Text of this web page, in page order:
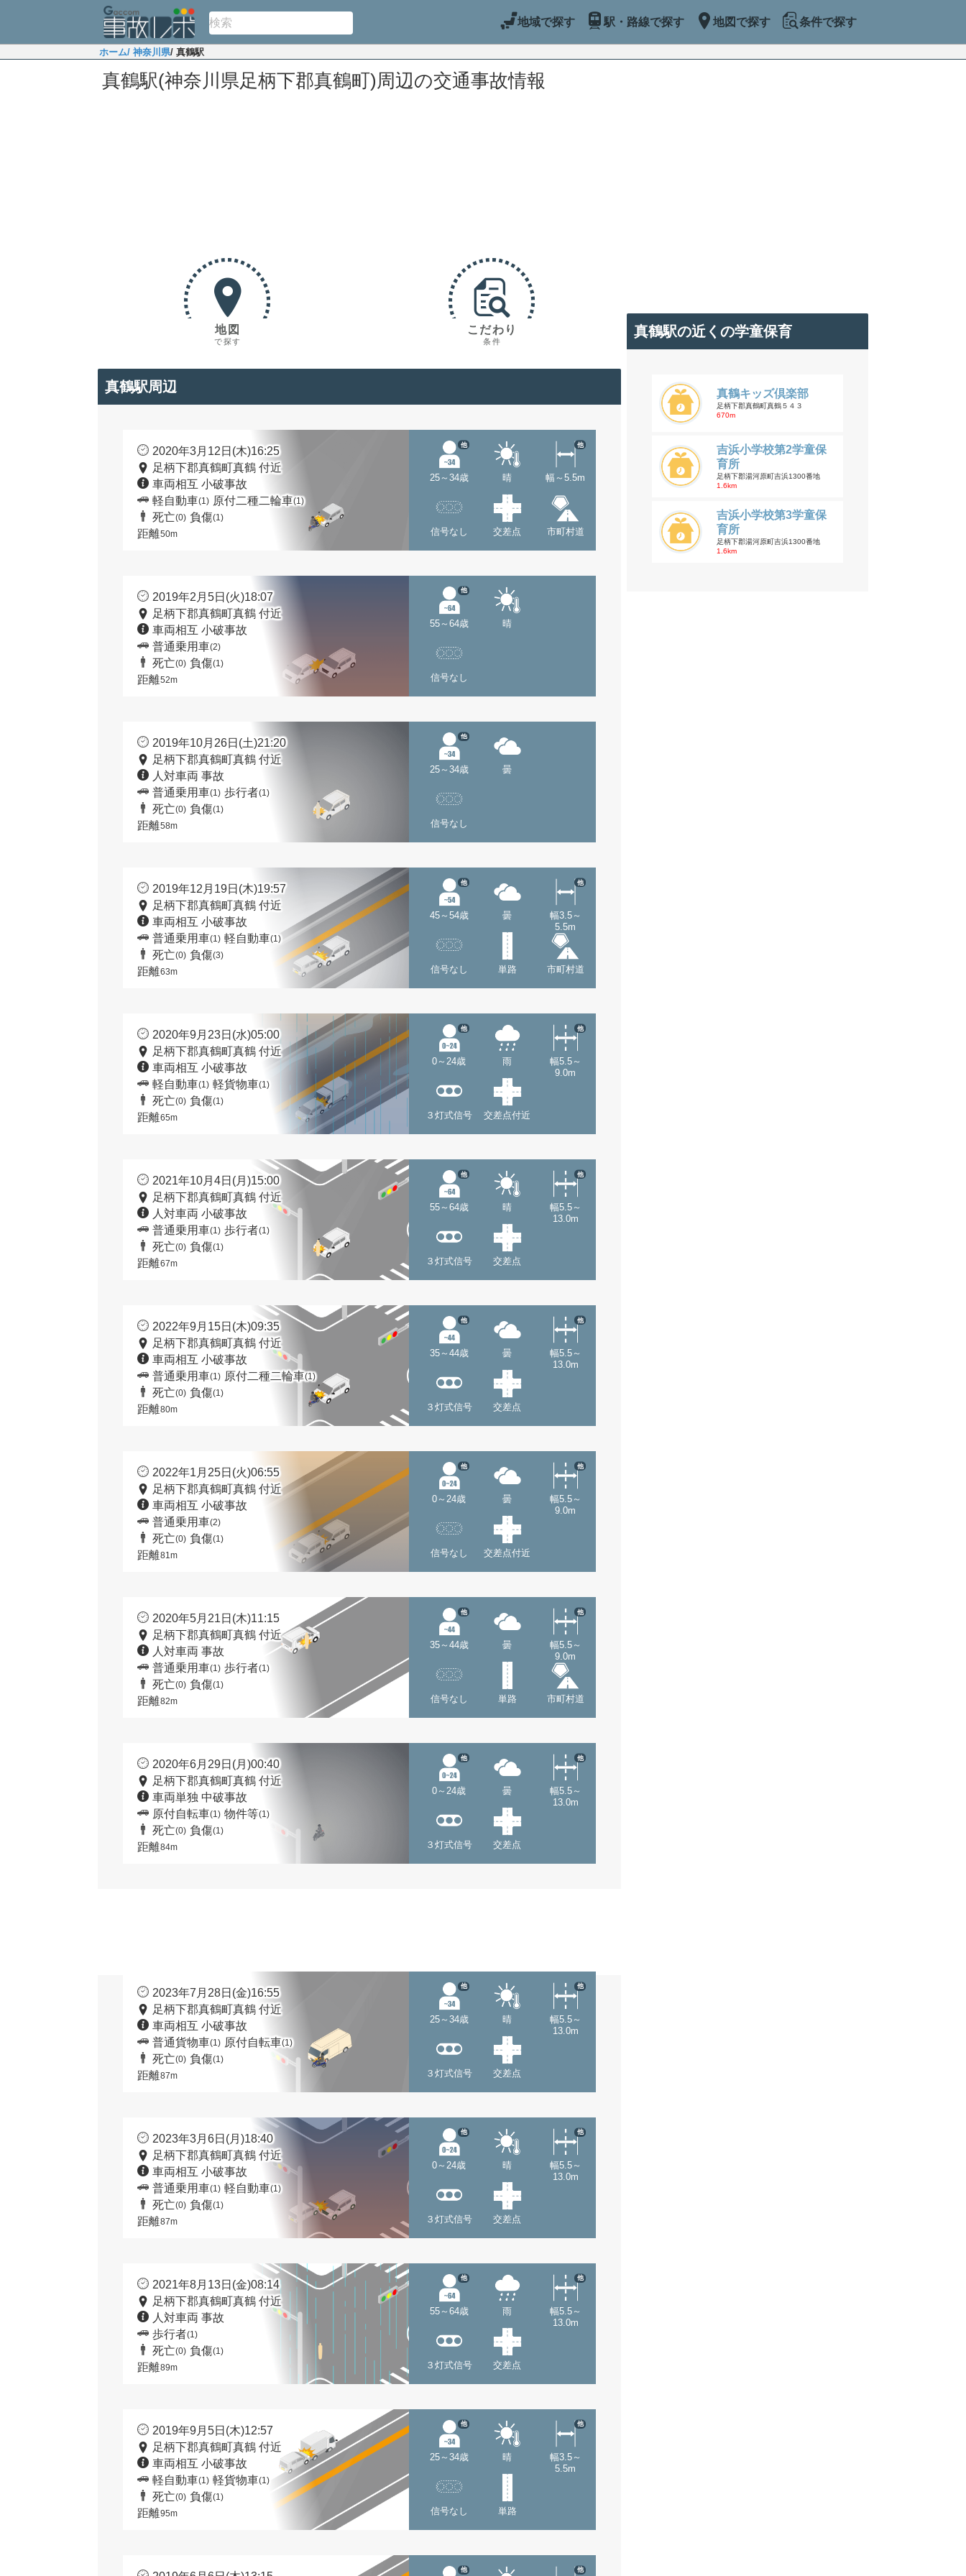
地域で探す 駅・路線で探す 地図で探す 条件で探す
ホーム/ 神奈川県/ 真鶴駅
真鶴駅(神奈川県足柄下郡真鶴町)周辺の交通事故情報
地図
で探す
こだわり
条件
真鶴駅周辺
2020年3月12日(木)16:25
足柄下郡真鶴町真鶴 付近
車両相互 小破事故
軽自動車(1) 原付二種二輪車(1)
死亡(0) 負傷(1)
距離50m
25～34歳
他
晴 幅～5.5m
他
信号なし 交差点 市町村道
2019年2月5日(火)18:07
足柄下郡真鶴町真鶴 付近
車両相互 小破事故
普通乗用車(2)
死亡(0) 負傷(1)
距離52m
55～64歳
他
晴
信号なし
2019年10月26日(土)21:20
足柄下郡真鶴町真鶴 付近
人対車両 事故
普通乗用車(1) 歩行者(1)
死亡(0) 負傷(1)
距離58m
25～34歳
他
曇
信号なし
2019年12月19日(木)19:57
足柄下郡真鶴町真鶴 付近
車両相互 小破事故
普通乗用車(1) 軽自動車(1)
死亡(0) 負傷(3)
距離63m
45～54歳
他
曇
幅3.5～
5.5m
他
信号なし 単路 市町村道
2020年9月23日(水)05:00
足柄下郡真鶴町真鶴 付近
車両相互 小破事故
軽自動車(1) 軽貨物車(1)
死亡(0) 負傷(1)
距離65m
0～24歳
他
雨
幅5.5～
9.0m
他
３灯式信号 交差点付近
2021年10月4日(月)15:00
足柄下郡真鶴町真鶴 付近
人対車両 小破事故
普通乗用車(1) 歩行者(1)
死亡(0) 負傷(1)
距離67m
55～64歳
他
晴
幅5.5～
13.0m
他
３灯式信号 交差点
2022年9月15日(木)09:35
足柄下郡真鶴町真鶴 付近
車両相互 小破事故
普通乗用車(1) 原付二種二輪車(1)
死亡(0) 負傷(1)
距離80m
35～44歳
他
曇
幅5.5～
13.0m
他
３灯式信号 交差点
2022年1月25日(火)06:55
足柄下郡真鶴町真鶴 付近
車両相互 小破事故
普通乗用車(2)
死亡(0) 負傷(1)
距離81m
0～24歳
他
曇
幅5.5～
9.0m
他
信号なし 交差点付近
2020年5月21日(木)11:15
足柄下郡真鶴町真鶴 付近
人対車両 事故
普通乗用車(1) 歩行者(1)
死亡(0) 負傷(1)
距離82m
35～44歳
他
曇
幅5.5～
9.0m
他
信号なし 単路 市町村道
2020年6月29日(月)00:40
足柄下郡真鶴町真鶴 付近
車両単独 中破事故
原付自転車(1) 物件等(1)
死亡(0) 負傷(1)
距離84m
0～24歳
他
曇
幅5.5～
13.0m
他
３灯式信号 交差点
2023年7月28日(金)16:55
足柄下郡真鶴町真鶴 付近
車両相互 小破事故
普通貨物車(1) 原付自転車(1)
死亡(0) 負傷(1)
距離87m
25～34歳
他
晴
幅5.5～
13.0m
他
３灯式信号 交差点
2023年3月6日(月)18:40
足柄下郡真鶴町真鶴 付近
車両相互 小破事故
普通乗用車(1) 軽自動車(1)
死亡(0) 負傷(1)
距離87m
0～24歳
他
晴
幅5.5～
13.0m
他
３灯式信号 交差点
2021年8月13日(金)08:14
足柄下郡真鶴町真鶴 付近
人対車両 事故
歩行者(1)
死亡(0) 負傷(1)
距離89m
55～64歳
他
雨
幅5.5～
13.0m
他
３灯式信号 交差点
2019年9月5日(木)12:57
足柄下郡真鶴町真鶴 付近
車両相互 小破事故
軽自動車(1) 軽貨物車(1)
死亡(0) 負傷(1)
距離95m
25～34歳
他
晴
幅3.5～
5.5m
他
信号なし 単路
他 他
真鶴駅の近くの学童保育
真鶴キッズ倶楽部
足柄下郡真鶴町真鶴５４３
670m
吉浜小学校第2学童保
育所
足柄下郡湯河原町吉浜1300番地
1.6km
吉浜小学校第3学童保
育所
足柄下郡湯河原町吉浜1300番地
1.6km